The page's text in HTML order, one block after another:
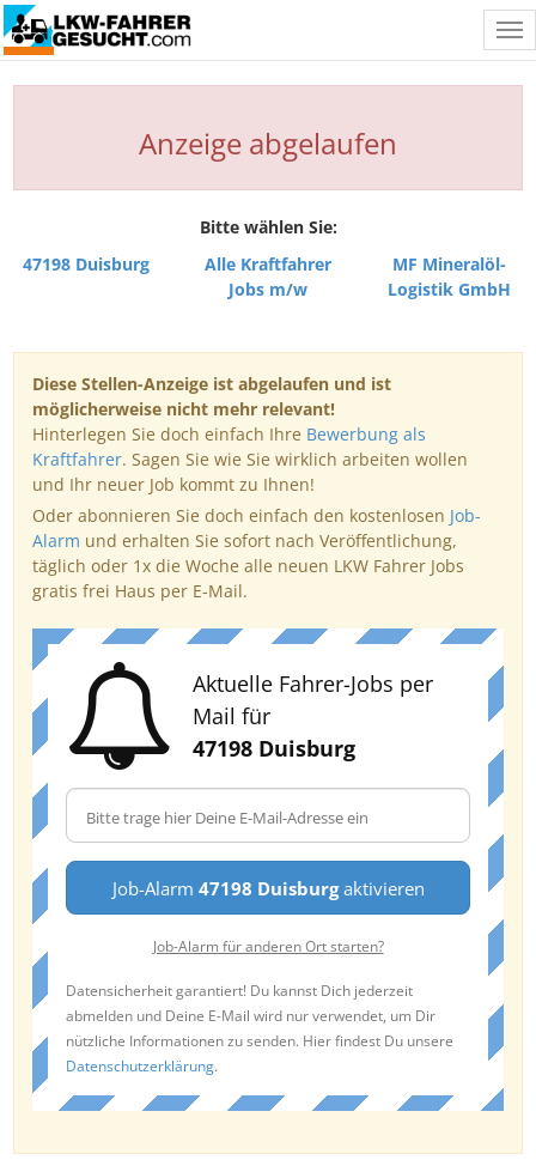
Anzeige abgelaufen
Bitte wählen Sie:
47198 Duisburg
Alle Kraftfahrer
Jobs m/w
MF Mineralöl-
Logistik GmbH
Diese Stellen-Anzeige ist abgelaufen und ist
möglicherweise nicht mehr relevant!
Hinterlegen Sie doch einfach Ihre Bewerbung als
Kraftfahrer. Sagen Sie wie Sie wirklich arbeiten wollen
und Ihr neuer Job kommt zu Ihnen!
Oder abonnieren Sie doch einfach den kostenlosen Job-
Alarm und erhalten Sie sofort nach Veröffentlichung,
täglich oder 1x die Woche alle neuen LKW Fahrer Jobs
gratis frei Haus per E-Mail.
Aktuelle Fahrer-Jobs per
Mail für
47198 Duisburg
Job-Alarm 47198 Duisburgaktivieren
Job-Alarm für anderen Ort starten?
Datensicherheit garantiert! Du kannst Dich jederzeit
abmelden und Deine E-Mail wird nur verwendet, um Dir
nützliche Informationen zu senden. Hier findest Du unsere
Datenschutzerklärung.